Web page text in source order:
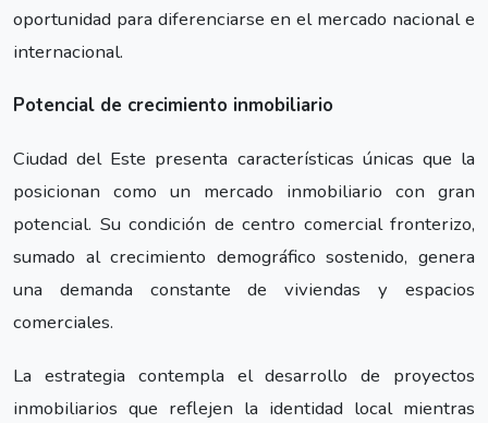
oportunidad para diferenciarse en el mercado nacional e
internacional.
Potencial de crecimiento inmobiliario
Ciudad del Este presenta características únicas que la
posicionan como un mercado inmobiliario con gran
potencial. Su condición de centro comercial fronterizo,
sumado al crecimiento demográfico sostenido, genera
una demanda constante de viviendas y espacios
comerciales.
La estrategia contempla el desarrollo de proyectos
inmobiliarios que reflejen la identidad local mientras